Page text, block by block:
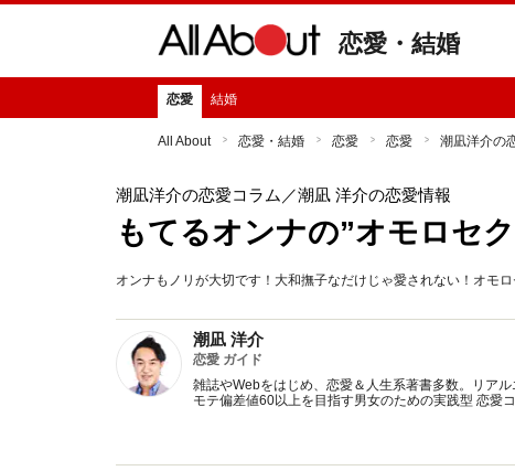
恋愛・結婚
恋愛 結婚
All About 恋愛・結婚 恋愛 恋愛 潮凪洋介の
潮凪洋介の恋愛コラム ／潮凪 洋介の恋愛情報
もてるオンナの”オモロセ
オンナもノリが大切です！大和撫子なだけじゃ愛されない！オモ
潮凪 洋介
恋愛 ガイド
雑誌やWebをはじめ、恋愛＆人生系著書多数。リア
モテ偏差値60以上を目指す男女のための実践型 恋愛